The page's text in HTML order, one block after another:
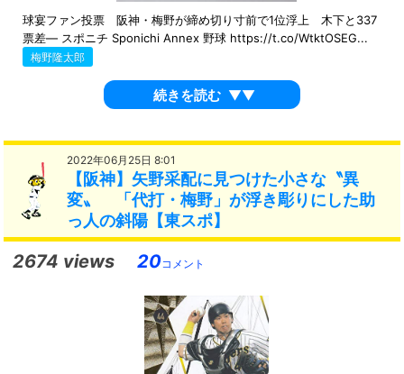
球宴ファン投票 阪神・梅野が締め切り寸前で1位浮上 木下と337
票差― スポニチ Sponichi Annex 野球 https://t.co/WtktOSEG...
梅野隆太郎
続きを読む ▼▼
2022年06月25日 8:01
【阪神】矢野采配に見つけた小さな〝異
変〟 「代打・梅野」が浮き彫りにした助
っ人の斜陽【東スポ】
2674 views 20コメント